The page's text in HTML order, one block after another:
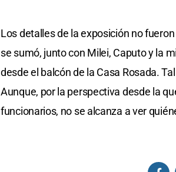
Los detalles de la exposición no
se sumó, junto con Milei, Caputo y la
desde el balcón de la Casa Rosada.
Aunque, por la perspectiva desde la
funcionarios, no se alcanza a ver